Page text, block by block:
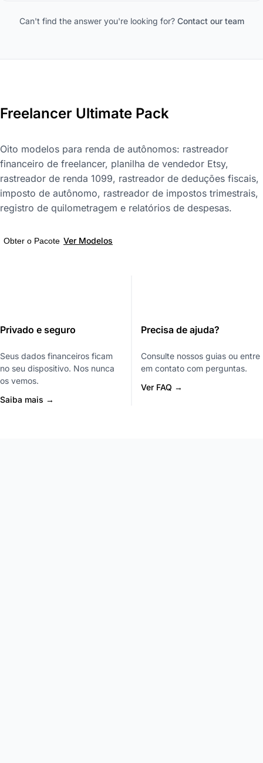
Can't find the answer you're looking for? Contact our team
Freelancer Ultimate Pack
Oito modelos para renda de autônomos: rastreador
financeiro de freelancer, planilha de vendedor Etsy,
rastreador de renda 1099, rastreador de deduções fiscais,
imposto de autônomo, rastreador de impostos trimestrais,
registro de quilometragem e relatórios de despesas.
Obter o Pacote Ver Modelos
Privado e seguro
Seus dados financeiros ficam
no seu dispositivo. Nos nunca
os vemos.
Saiba mais →
Precisa de ajuda?
Consulte nossos guias ou entre
em contato com perguntas.
Ver FAQ →